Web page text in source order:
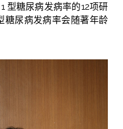
型糖尿病发病率的12项研
糖尿病发病率会随著年龄